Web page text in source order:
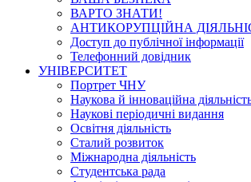
ВАРТО ЗНАТИ!
АНТИКОРУПЦІЙНА
Доступ до публічної інформації
Телефонний довідник
УНІВЕРСИТЕТ
Портрет ЧНУ
Наукова й інноваційна
Наукові періодичні видання
Освітня діяльність
Сталий розвиток
Міжнародна діяльність
Студентська рада